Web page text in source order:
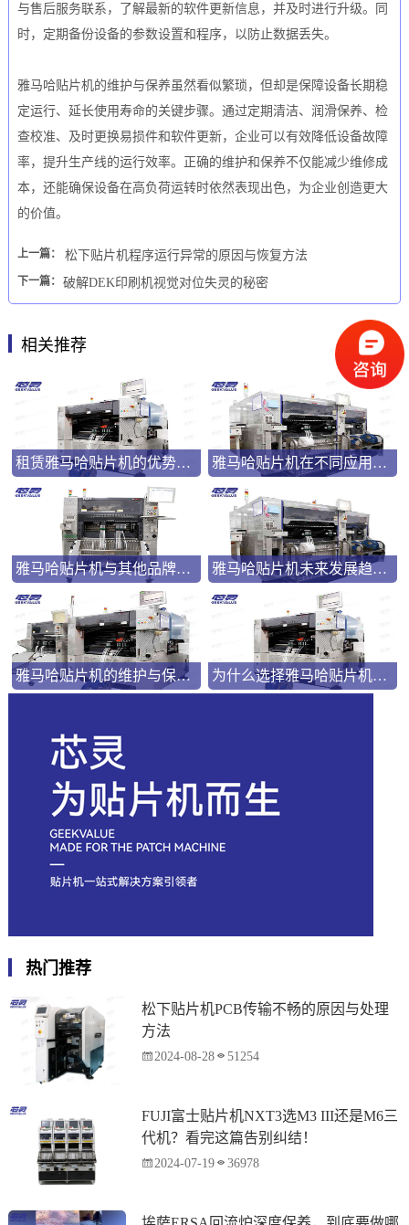
与售后服务联系，了解最新的软件更新信息，并及时进行升级。同
时，定期备份设备的参数设置和程序，以防止数据丢失。
雅马哈贴片机的维护与保养虽然看似繁琐，但却是保障设备长期稳
定运行、延长使用寿命的关键步骤。通过定期清洁、润滑保养、检
查校准、及时更换易损件和软件更新，企业可以有效降低设备故障
率，提升生产线的运行效率。正确的维护和保养不仅能减少维修成
本，还能确保设备在高负荷运转时依然表现出色，为企业创造更大
的价值。
上一篇： 松下贴片机程序运行异常的原因与恢复方法
下一篇： 破解DEK印刷机视觉对位失灵的秘密
相关推荐
租赁雅马哈贴片机的优势与注意事项：为何选择租赁？ 雅马哈贴片机在不同应用中的优势与表现
雅马哈贴片机与其他品牌对比：谁是您的最佳选择？ 雅马哈贴片机未来发展趋势：技术革新与市场前景
雅马哈贴片机的维护与保养：延长设备寿命的5个关键步骤 为什么选择雅马哈贴片机？五大理由告诉你
热门推荐
松下贴片机PCB传输不畅的原因与处理
方法
2024-08-28 51254
FUJI富士贴片机NXT3选M3 III还是M6三
代机？看完这篇告别纠结！
2024-07-19 36978